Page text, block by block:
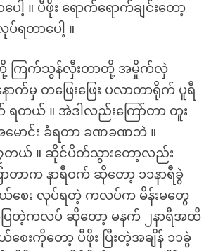
ါ့ ။ ပီဖိုး ရောက်ရောက်ချင်းတော့
တာပေါ့ ။
ကြက်သွန်လှီးတာတို့ အမှိုက်လှဲ
ာက်မှ တဖြေးဖြေး ပလာတာရိုက် ပူရီ
ာ် ရတယ် ။ အဲဒါလည်းကြော်တာ တူး
မောင်း ခံရတာ ခဏခဏဘဲ ။
တယ် ။ ဆိုင်ပိတ်သွားတော့လည်း
ာတာက နာရီဝက် ဆိုတော့ ၁၁နာရီခွဲ
အယ်စေး လုပ်ရတဲ့ ကလပ်က မိန်းမတွေ
ပြတဲ့ကလပ် ဆိုတော့ မနက် ၂နာရီအထိ
ေးကိုတော့ ပီဖိုး ပြီးတဲ့အချိန် ၁၁ခွဲ